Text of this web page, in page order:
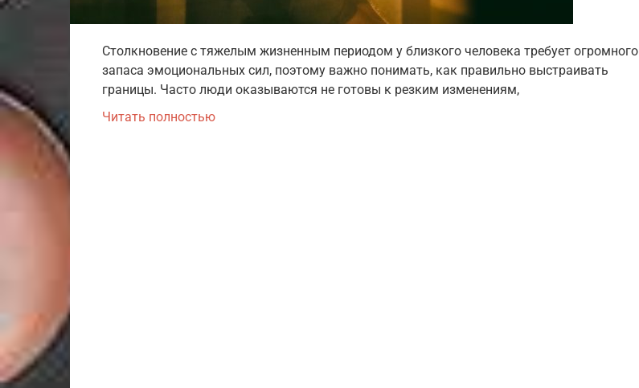
Столкновение с тяжелым жизненным периодом у близкого человека требует огромного
запаса эмоциональных сил, поэтому важно понимать, как правильно выстраивать
границы. Часто люди оказываются не готовы к резким изменениям,
Читать полностью